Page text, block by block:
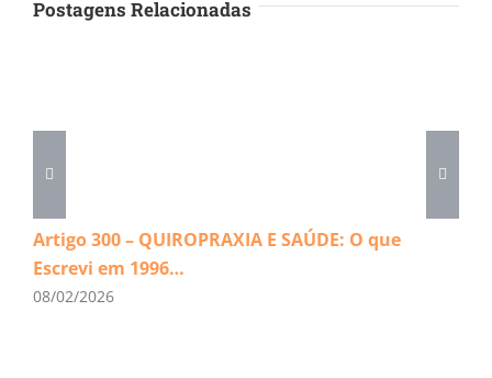
Postagens Relacionadas
Artigo 300 – QUIROPRAXIA E SAÚDE: O que
Escrevi em 1996…
08/02/2026